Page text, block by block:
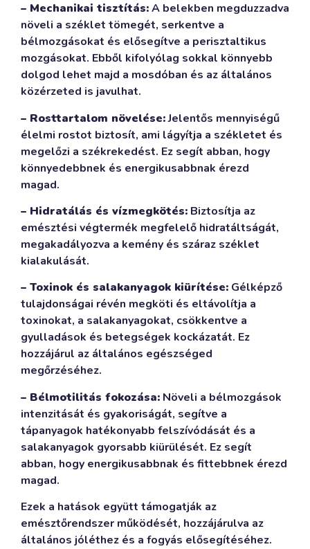
– Mechanikai tisztítás:A belekben megduzzadva
növeli a széklet tömegét, serkentve a
bélmozgásokat és elősegítve a perisztaltikus
mozgásokat. Ebből kifolyólag sokkal könnyebb
dolgod lehet majd a mosdóban és az általános
közérzeted is javulhat.
– Rosttartalom növelése:Jelentős mennyiségű
élelmi rostot biztosít, ami lágyítja a székletet és
megelőzi a székrekedést. Ez segít abban, hogy
könnyedebbnek és energikusabbnak érezd
magad.
– Hidratálás és vízmegkötés: Biztosítja az
emésztési végtermék megfelelő hidratáltságát,
megakadályozva a kemény és száraz széklet
kialakulását.
– Toxinok és salakanyagok kiürítése: Gélképző
tulajdonságai révén megköti és eltávolítja a
toxinokat, a salakanyagokat, csökkentve a
gyulladások és betegségek kockázatát. Ez
hozzájárul az általános egészséged
megőrzéséhez.
– Bélmotilitás fokozása: Növeli a bélmozgások
intenzitását és gyakoriságát, segítve a
tápanyagok hatékonyabb felszívódását és a
salakanyagok gyorsabb kiürülését. Ez segít
abban, hogy energikusabbnak és fittebbnek érezd
magad.
Ezek a hatások együtt támogatják az
emésztőrendszer működését, hozzájárulva az
általános jóléthez és a fogyás elősegítéséhez.